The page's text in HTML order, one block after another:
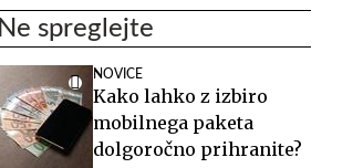
Ne spreglejte
NOVICE
Kako lahko z izbiro
mobilnega paketa
dolgoročno prihranite?